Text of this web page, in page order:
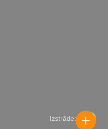
Izstrāde: